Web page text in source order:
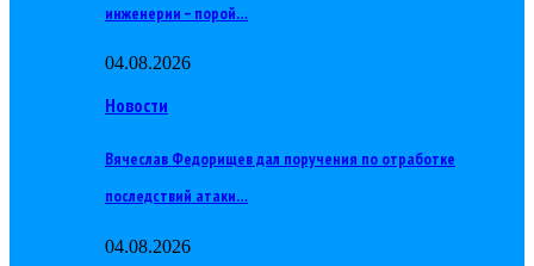
инженерии – порой…
04.08.2026
Новости
Вячеслав Федорищев дал поручения по отработке
последствий атаки…
04.08.2026